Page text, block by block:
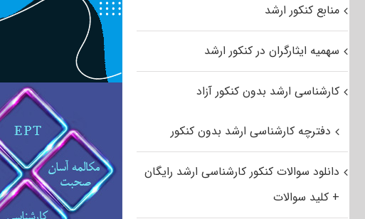
منابع کنکور ارشد
سهمیه ایثارگران در کنکور ارشد
کارشناسی ارشد بدون کنکور آزاد
دفترچه کارشناسی ارشد بدون کنکور
دانلود سوالات کنکور کارشناسی ارشد رایگان
+ کلید سوالات